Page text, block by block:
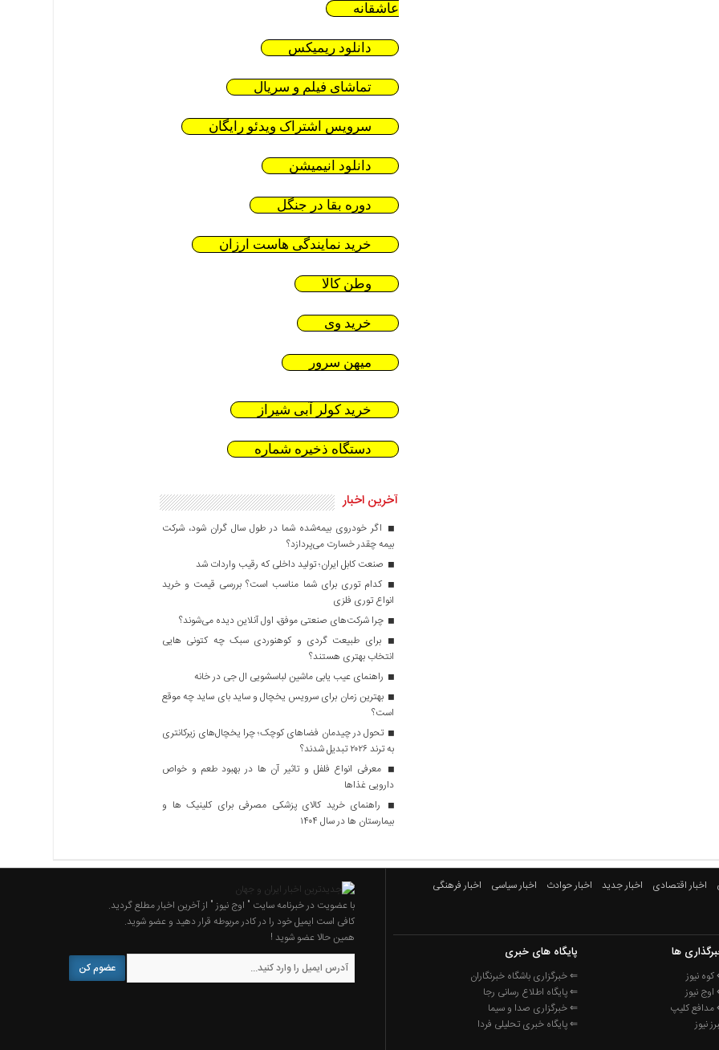
عاشقانه
دانلود ریمیکس
تماشای فیلم و سریال
سرویس اشتراک ویدئو رایگان
دانلود انیمیشن
دوره بقا در جنگل
خرید نمایندگی هاست ارزان
وطن کالا
خرید وی
میهن سرور
خرید کولر آبی شیراز
دستگاه ذخیره شماره
آخرین اخبار
اگر خودروی بیمه‌شده شما در طول سال گران شود، شرکت
بیمه چقدر خسارت می‌پردازد؟
صنعت کابل ایران؛ تولید داخلی که رقیب واردات شد
کدام توری برای شما مناسب است؟ بررسی قیمت و خرید
انواع توری فلزی
چرا شرکت‌های صنعتی موفق، اول آنلاین دیده می‌شوند؟
برای طبیعت گردی و کوهنوردی سبک چه کتونی هایی
انتخاب بهتری هستند؟
راهنمای عیب یابی ماشین لباسشویی ال جی در خانه
بهترین زمان برای سرویس یخچال و ساید بای ساید چه موقع
است؟
تحول در چیدمان فضاهای کوچک؛ چرا یخچال‌های زیرکانتری
به ترند ۲۰۲۶ تبدیل شدند؟
معرفی انواع فلفل و تاثیر آن ‌ها در بهبود طعم و خواص
دارویی غذاها
راهنمای خرید کالای پزشکی مصرفی برای کلینیک ها و
بیمارستان ها در سال ۱۴۰۴
اخبار اقتصادی اخبار جدید اخبار حوادث اخبار سیاسی اخبار فرهنگی
ها
نیوز
نیوز
کلیپ
نیوز
پایگاه های خبری
⇐ خبرگزاری باشگاه خبرنگاران
⇐ پایگاه اطلاع رسانی رجا
⇐ خبرگزاری صدا و سیما
⇐ پایگاه خبری تحلیلی فردا
با عضویت در خبرنامه سایت " اوج نیوز " از آخرین اخبار مطلع گردید.
کافی است ایمیل خود را در کادر مربوطه قرار دهید و عضو شوید.
همین حالا عضو شوید !